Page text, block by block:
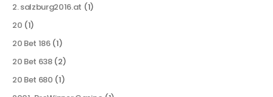
2. salzburg2016.at (1)
20 (1)
20 Bet 186(1)
20 Bet 638(2)
20 Bet 680 (1)